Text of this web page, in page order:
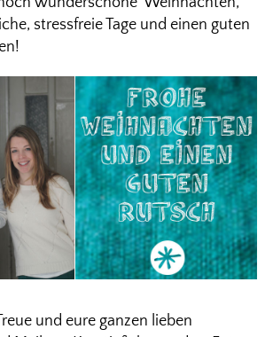
stressfreie Tage und einen guten
und eure ganzen lieben